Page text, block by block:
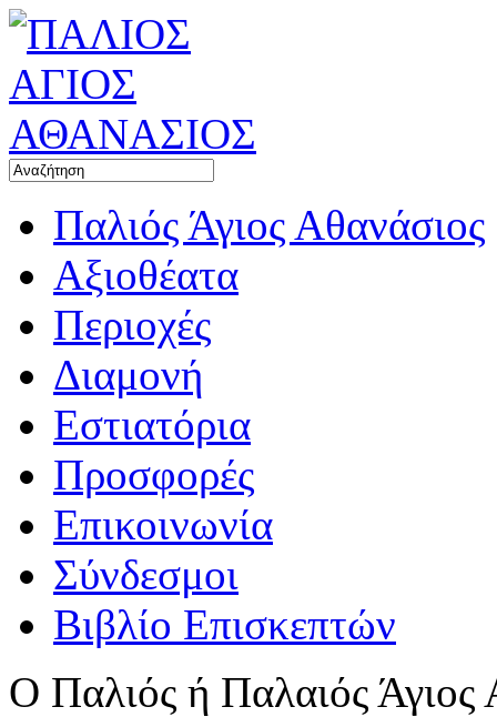
Παλιός Άγιος Αθανάσιος
Αξιοθέατα
Περιοχές
Διαμονή
Εστιατόρια
Προσφορές
Επικοινωνία
Σύνδεσμοι
Βιβλίο Επισκεπτών
Ο Παλιός ή Παλαιός